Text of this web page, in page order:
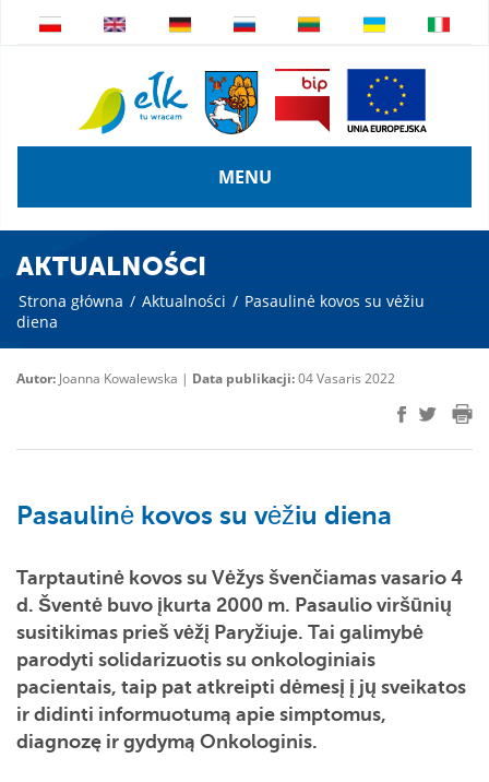
MENU
AKTUALNOŚCI
Strona główna / Aktualności / Pasaulinė kovos su vėžiu
diena
Autor: Joanna Kowalewska | Data publikacji:04 Vasaris 2022
Pasaulinė kovos su vėžiu diena
Tarptautinė kovos su Vėžys švenčiamas vasario 4
d. Šventė buvo įkurta 2000 m. Pasaulio viršūnių
susitikimas prieš vėžį Paryžiuje. Tai galimybė
parodyti solidarizuotis su onkologiniais
pacientais, taip pat atkreipti dėmesį į jų sveikatos
ir didinti informuotumą apie simptomus,
diagnozę ir gydymą Onkologinis.